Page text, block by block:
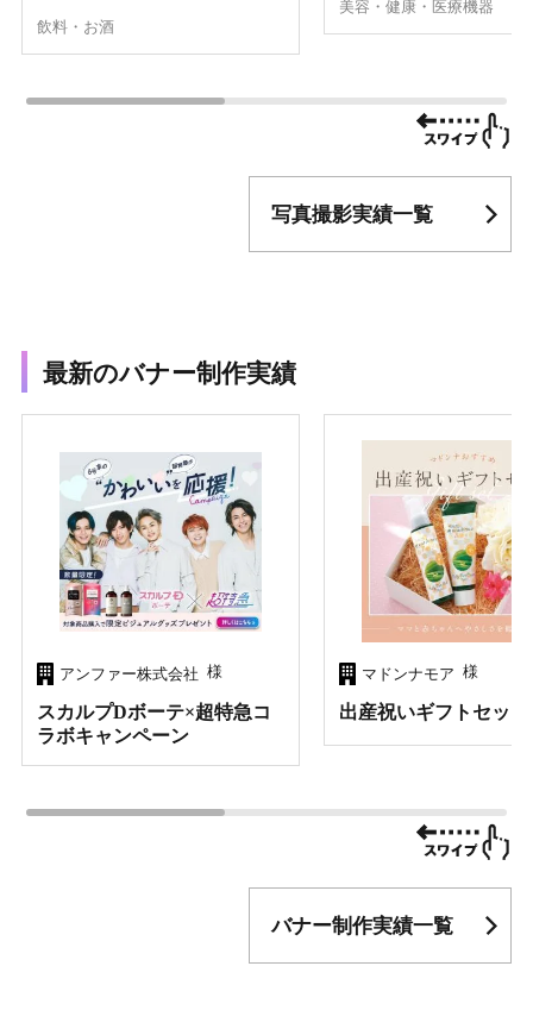
飲料・お酒
美容・健康・医療機器
写真撮影実績一覧
最新のバナー制作実績
アンファー株式会社 様
スカルプDボーテ×超特急コ
ラボキャンペーン
マドンナモア 様
出産祝いギフトセッ
バナー制作実績一覧